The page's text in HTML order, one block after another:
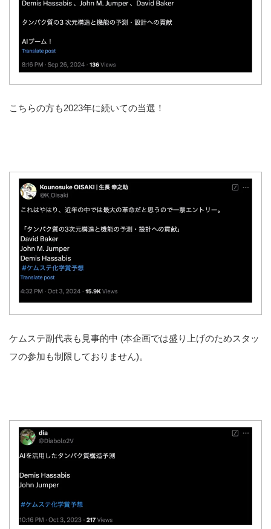
こちらの方も2023年に続いての当選！
ケムステ副代表も見事的中 (本企画では盛り上げのためスタッ
フの参加も制限しておりません)。